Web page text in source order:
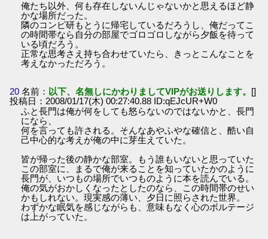
俺たち以外、何も存在しないんじゃないかと思えるほど静
かな場所だった。
隣のコンピ研もとうに帰宅しているだろうし、俺だってこ
の時間帯なら自分の部屋でゴロゴロしながら夕飯を待って
いる頃だろう。
正常な思考さえ持ち合わせていたら、きっとこんなことを
考えなかっただろう。
20 名前： 以下、名無しにかわりましてVIPがお送りします。 []
投稿日：2008/01/17(木) 00:27:40.88 ID:qEJcUR+W0
ふと長門は俺が何をしても怒らないのではないかと、長門
になら、
何を言っても許される。そんなあやふやな確信と、酷い自
己中心的な考えが俺の中に芽生えていた。
皆が帰った後の静かな部室。もう誰もいないと思っていた
この部室に、まるで俺が来ることを知っていたかのように
長門が、いつもの場所でいつものように本を読んでいる。
俺の気がおかしくなったとしたのなら、この時間帯のせい
かもしれない。現実感の薄い、夕日に照らされた世界。
わずかな眠気を感じながらも、意味もなく心のボルテージ
は上がっていた。